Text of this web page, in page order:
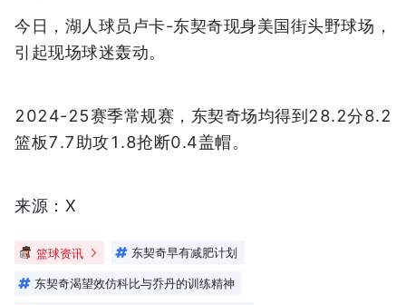
今日，湖人球员卢卡-东契奇现身美国街头野球场，
引起现场球迷轰动。
2024-25赛季常规赛，东契奇场均得到28.2分8.2
篮板7.7助攻1.8抢断0.4盖帽。
来源：X
篮球资讯 东契奇早有减肥计划
东契奇渴望效仿科比与乔丹的训练精神